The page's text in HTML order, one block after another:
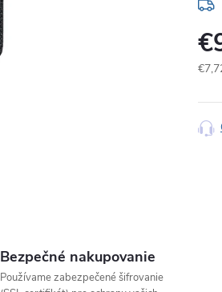
cena:
Bezpečné nakupovanie
Používame zabezpečené šifrovanie